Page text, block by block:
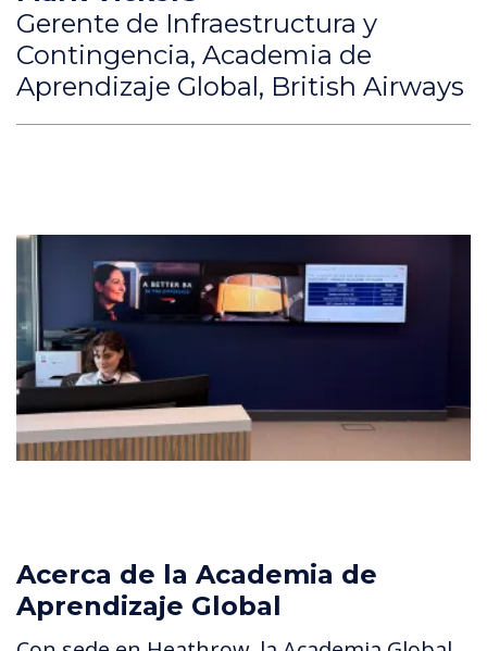
Gerente de Infraestructura y
Contingencia, Academia de
Aprendizaje Global, British Airways
Acerca de la Academia de
Aprendizaje Global